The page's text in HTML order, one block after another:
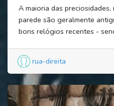
A maioria das
parede são geralmente
bons relógios recentes -
rua-direita